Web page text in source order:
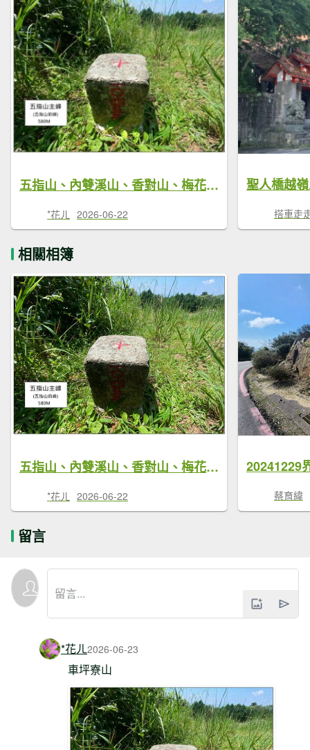
五指山、內雙溪山、香對山、梅花山9基石連走
*花ㄦ 2026-06-22
聖人橋越
搭車走
相關相簿
五指山、內雙溪山、香對山、梅花山9基石連走
*花ㄦ 2026-06-22
20241229
蔡育緯
留言
*花ㄦ2026-06-23
車坪寮山